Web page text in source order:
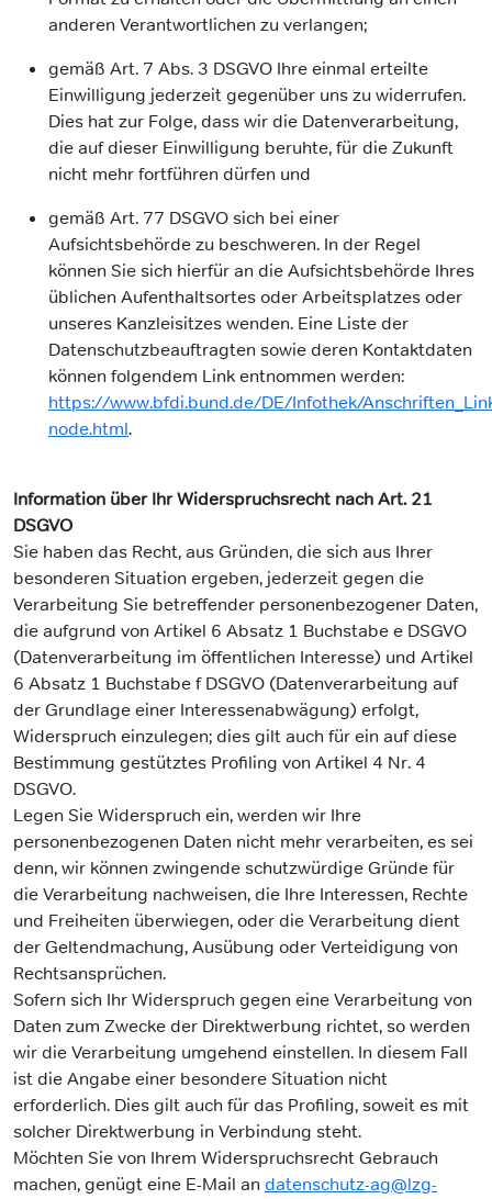
anderen Verantwortlichen zu verlangen;
gemäß Art. 7 Abs. 3 DSGVO Ihre einmal erteilte
Einwilligung jederzeit gegenüber uns zu widerrufen.
Dies hat zur Folge, dass wir die Datenverarbeitung,
die auf dieser Einwilligung beruhte, für die Zukunft
nicht mehr fortführen dürfen und
gemäß Art. 77 DSGVO sich bei einer
Aufsichtsbehörde zu beschweren. In der Regel
können Sie sich hierfür an die Aufsichtsbehörde Ihres
üblichen Aufenthaltsortes oder Arbeitsplatzes oder
unseres Kanzleisitzes wenden. Eine Liste der
Datenschutzbeauftragten sowie deren Kontaktdaten
können folgendem Link entnommen werden:
https://www.bfdi.bund.de/DE/Infothek/
node.html.
Information über Ihr Widerspruchsrecht nach Art. 21
DSGVO
Sie haben das Recht, aus Gründen, die sich aus Ihrer
besonderen Situation ergeben, jederzeit gegen die
Verarbeitung Sie betreffender personenbezogener Daten,
die aufgrund von Artikel 6 Absatz 1 Buchstabe e DSGVO
(Datenverarbeitung im öffentlichen Interesse) und Artikel
6 Absatz 1 Buchstabe f DSGVO (Datenverarbeitung auf
der Grundlage einer Interessenabwägung) erfolgt,
Widerspruch einzulegen; dies gilt auch für ein auf diese
Bestimmung gestütztes Profiling von Artikel 4 Nr. 4
DSGVO.
Legen Sie Widerspruch ein, werden wir Ihre
personenbezogenen Daten nicht mehr verarbeiten, es sei
denn, wir können zwingende schutzwürdige Gründe für
die Verarbeitung nachweisen, die Ihre Interessen, Rechte
und Freiheiten überwiegen, oder die Verarbeitung dient
der Geltendmachung, Ausübung oder Verteidigung von
Rechtsansprüchen.
Sofern sich Ihr Widerspruch gegen eine Verarbeitung von
Daten zum Zwecke der Direktwerbung richtet, so werden
wir die Verarbeitung umgehend einstellen. In diesem Fall
ist die Angabe einer besondere Situation nicht
erforderlich. Dies gilt auch für das Profiling, soweit es mit
solcher Direktwerbung in Verbindung steht.
Möchten Sie von Ihrem Widerspruchsrecht Gebrauch
machen, genügt eine E-Mail an datenschutz-ag@lzg-